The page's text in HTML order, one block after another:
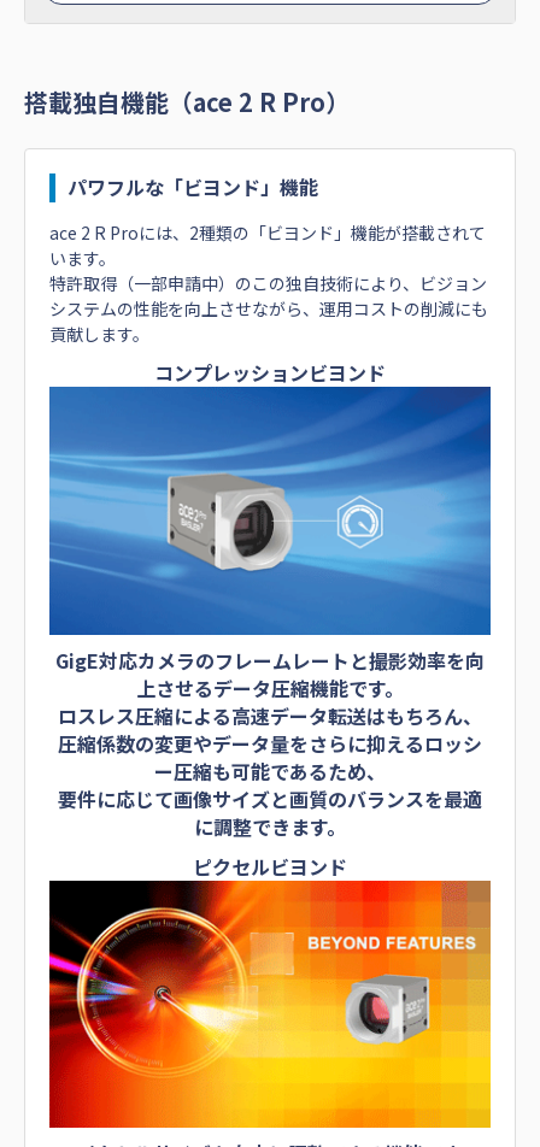
搭載独自機能（ace 2 R Pro）
パワフルな「ビヨンド」機能
ace 2 R Proには、2種類の「ビヨンド」機能が搭載されて
います。
特許取得（一部申請中）のこの独自技術により、ビジョン
システムの性能を向上させながら、運用コストの削減にも
貢献します。
コンプレッションビヨンド
GigE対応カメラのフレームレートと撮影効率を向
上させるデータ圧縮機能です。
ロスレス圧縮による高速データ転送はもちろん、
圧縮係数の変更やデータ量をさらに抑えるロッシ
ー圧縮も可能であるため、
要件に応じて画像サイズと画質のバランスを最適
に調整できます。
ピクセルビヨンド